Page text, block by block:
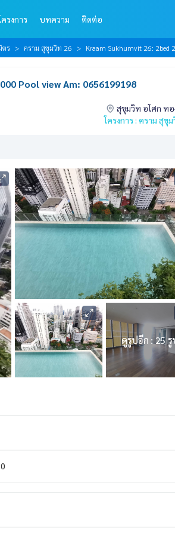
ครงการ บทความ ติดต่อ
ตร คราม สุขุมวิท 26 Kraam Sukhumvit 26: 2bed
Pool view Am: 0656199198
สุขุมวิท อโศก ท
โครงการ : คราม สุขุ
ดูรูปอีก : 25